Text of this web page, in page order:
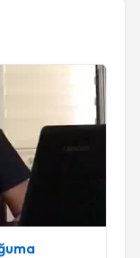
verir mi?